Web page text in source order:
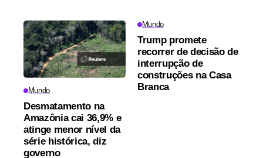
Mundo
Desmatamento na
Amazônia cai 36,9% e
atinge menor nível da
série histórica, diz
governo
Mundo
Trump promete
recorrer de decisão de
interrupção de
construções na Casa
Branca